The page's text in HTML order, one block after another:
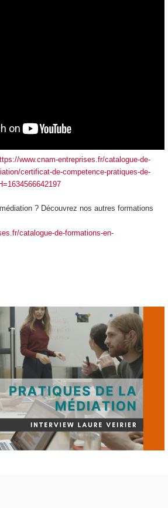
www.cnam-entreprises.fr/catalogue-de-
certificat-de-competence-pratiques-de-
? Découvrez nos autres formations
catalogue-de-formations-en-